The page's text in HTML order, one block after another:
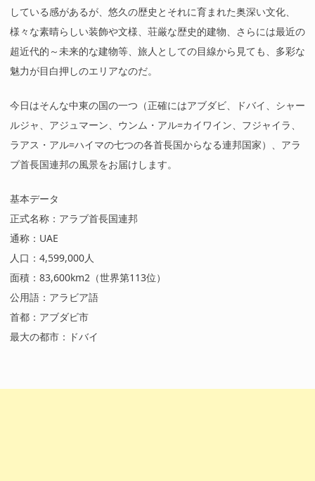
している感があるが、悠久の歴史とそれに育まれた奥深い文化、
様々な素晴らしい装飾や文様、荘厳な歴史的建物、さらには最近の
超近代的～未来的な建物等、旅人としての目線から見ても、多彩な
魅力が目白押しのエリアなのだ。
今日はそんな中東の国の一つ（正確にはアブダビ、ドバイ、シャー
ルジャ、アジュマーン、ウンム・アル=カイワイン、フジャイラ、
ラアス・アル=ハイマの七つの各首長国からなる連邦国家）、アラ
ブ首長国連邦の風景をお届けします。
基本データ
正式名称：アラブ首長国連邦
通称：UAE
人口：4,599,000人
面積：83,600km2（世界第113位）
公用語：アラビア語
首都：アブダビ市
最大の都市：ドバイ